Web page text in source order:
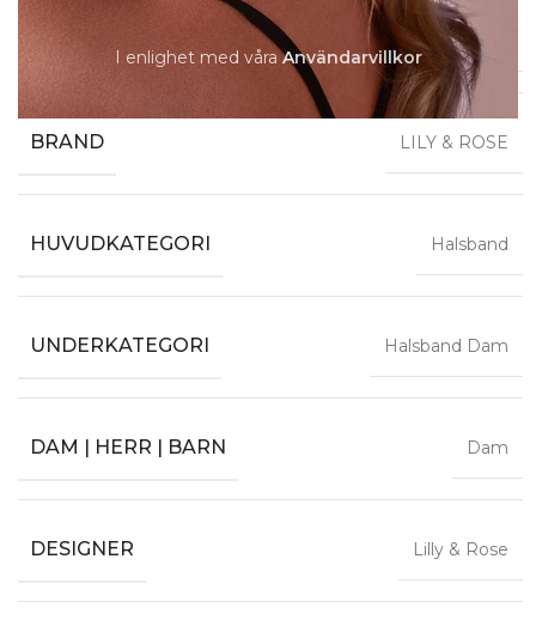
I enlighet med våraAnvändarvillkor
METALLFÄRG
Silver
BRAND LILY & ROSE
HUVUDKATEGORI Halsband
UNDERKATEGORI Halsband Dam
DAM | HERR | BARN Dam
DESIGNER Lilly & Rose